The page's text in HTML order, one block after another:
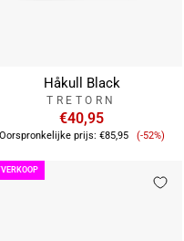
Håkull Black
TRETORN
€40,95
Oorspronkelijke prijs: €85,95 (-52%)